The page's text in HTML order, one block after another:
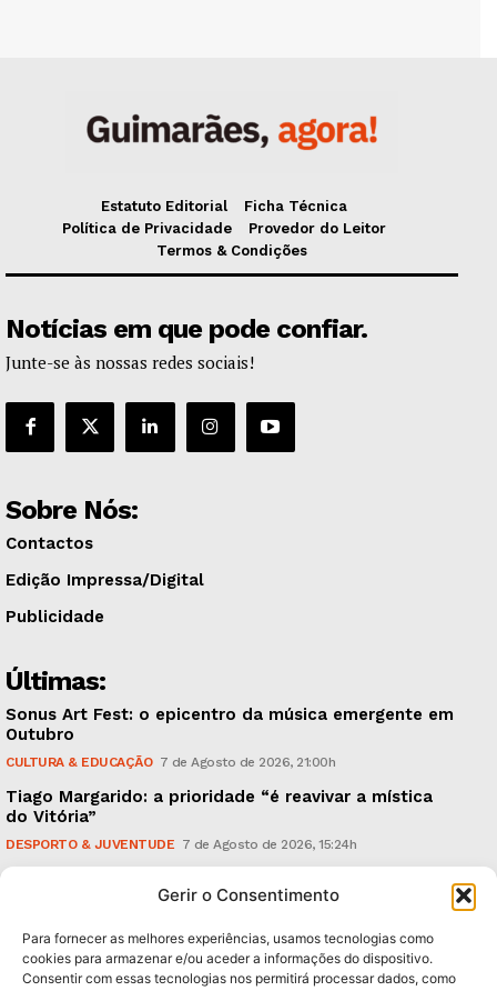
Gerir o Consentimento
Para fornecer as melhores experiências, usamos tecnologias como
cookies para armazenar e/ou aceder a informações do dispositivo.
Consentir com essas tecnologias nos permitirá processar dados, como
Estatuto Editorial
Ficha Técnica
Política de Privacidade
Provedor do Leitor
Termos & Condições
Notícias em que pode confiar.
Junte-se às nossas redes sociais!
Sobre Nós:
Contactos
Edição Impressa/Digital
Publicidade
Últimas:
Sonus Art Fest: o epicentro da música emergente em
Outubro
CULTURA & EDUCAÇÃO 7 de Agosto de 2026, 21:00h
Tiago Margarido: a prioridade “é reavivar a mística
do Vitória”
DESPORTO & JUVENTUDE 7 de Agosto de 2026, 15:24h
caudais e antecipa situações de risco